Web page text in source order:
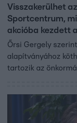
Visszakerülhet
Sportcentrum,
akcióba kezdett
Őrsi Gergely
alapítványához
tartozik az